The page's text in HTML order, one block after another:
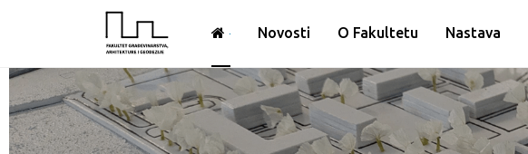
Novosti O Fakultetu Nastava